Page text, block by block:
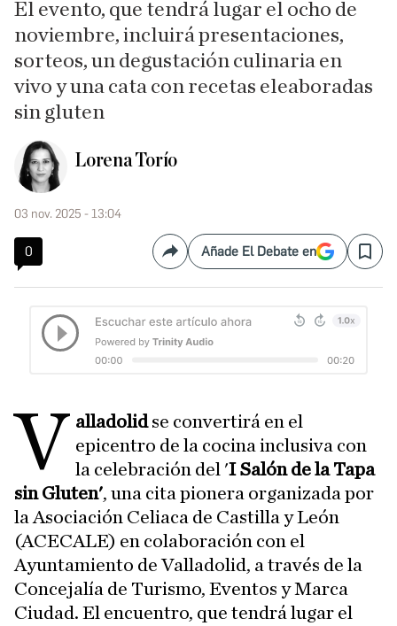
El evento, que tendrá lugar el ocho de
noviembre, incluirá presentaciones,
sorteos, un degustación culinaria en
vivo y una cata con recetas eleaboradas
sin gluten
Lorena Torío
03 nov. 2025 - 13:04
0 CompartirAñade El Debate en Save
V alladolidse convertirá en el
epicentro de la cocina inclusiva con
la celebración del 'I Salón de la Tapa
sin Gluten', una cita pionera organizada por
la Asociación Celiaca de Castilla y León
(ACECALE) en colaboración con el
Ayuntamiento de Valladolid, a través de la
Concejalía de Turismo, Eventos y Marca
Ciudad. El encuentro, que tendrá lugar el